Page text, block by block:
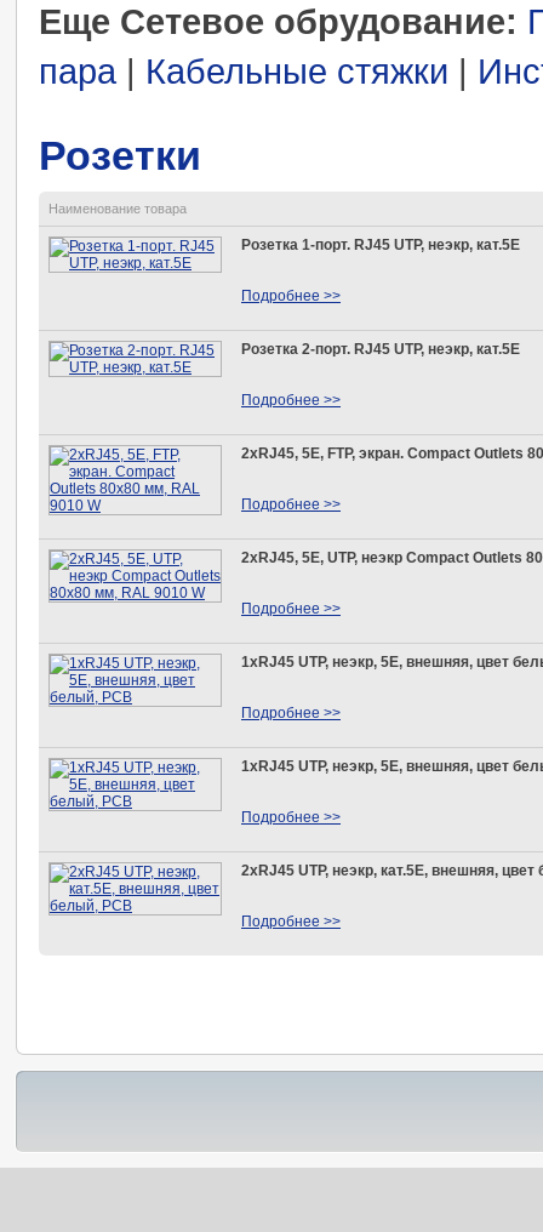
Еще Сетевое обрудование:
пара| Кабельные стяжки |
Розетки
Наименование товара
Розетка 1-порт. RJ45 UTP, неэкр, кат.5E
Подробнее >>
Розетка 2-порт. RJ45 UTP, неэкр, кат.5E
Подробнее >>
2xRJ45, 5E, FTP, экран. Compact Outlets
Подробнее >>
2xRJ45, 5E, UTP, неэкр Compact Outlets
Подробнее >>
1xRJ45 UTP, неэкр, 5E, внешняя, цвет
Подробнее >>
1xRJ45 UTP, неэкр, 5E, внешняя, цвет
Подробнее >>
2xRJ45 UTP, неэкр, кат.5E, внешняя,
Подробнее >>